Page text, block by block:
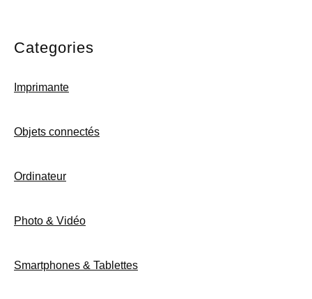
Categories
Imprimante
Objets connectés
Ordinateur
Photo & Vidéo
Smartphones & Tablettes